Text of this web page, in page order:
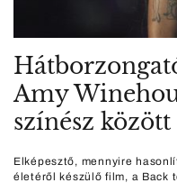
Amy
színész között
Elképesztő, mennyire
életéről készülő film, a Back